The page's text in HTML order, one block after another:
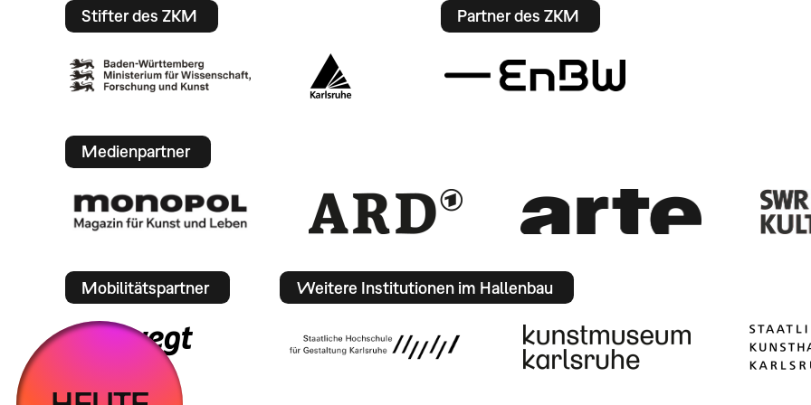
Stifter des ZKM Partner des ZKM
Medienpartner
Mobilitätspartner Weitere Institutionen im Hallenbau